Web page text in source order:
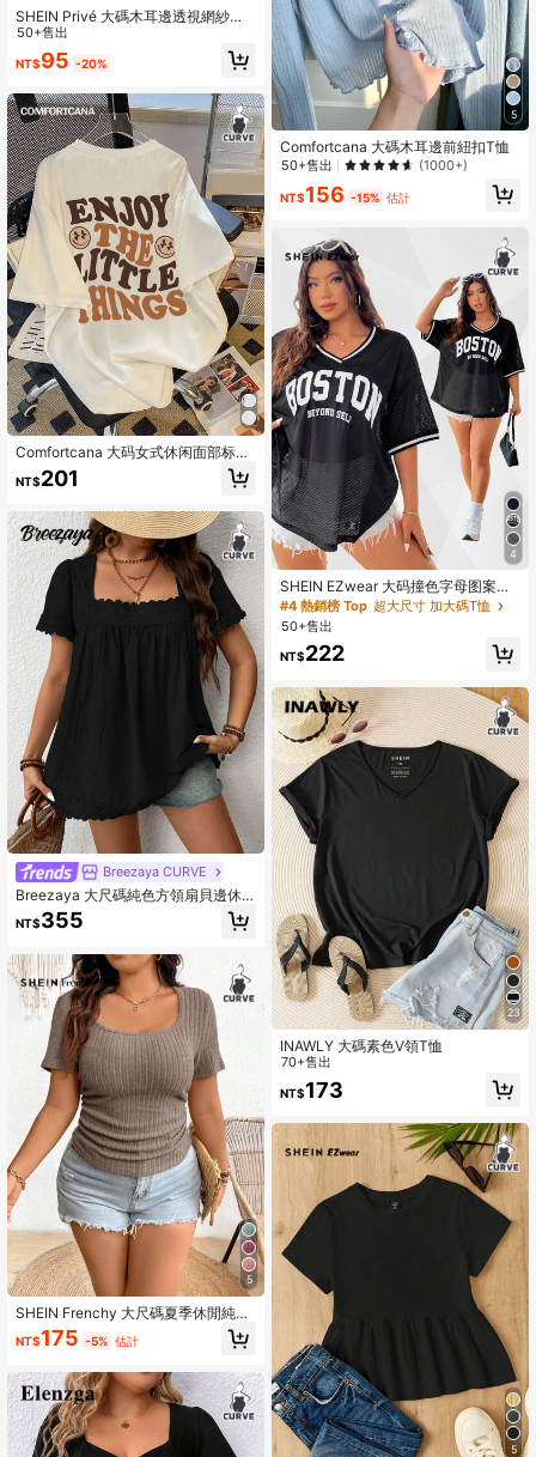
SHEIN Privé 大碼木耳邊透視網紗上
衣不附胸罩
50+售出
NT$95 -20%
Comfortcana 大码女式休闲面部标语
印花圆领短袖宽松大码T恤，适合夏季
套头衫
NT$201
Breezaya CURVE
Breezaya 大尺碼純色方領扇貝邊休
閒襯衫
NT$355
5
SHEIN Frenchy 大尺碼夏季休閒純色
褶皺短袖T恤
NT$175 -5% 估計
5
Comfortcana 大碼木耳邊前紐扣T恤
50+售出 (1000+)
NT$156 -15% 估計
4
SHEIN EZwear 大码撞色字母图案网
眼 T 恤，夏季
#4 熱銷榜 Top 超大尺寸 加大碼T恤
50+售出
NT$222
23
INAWLY 大碼素色V領T恤
70+售出
NT$173
5